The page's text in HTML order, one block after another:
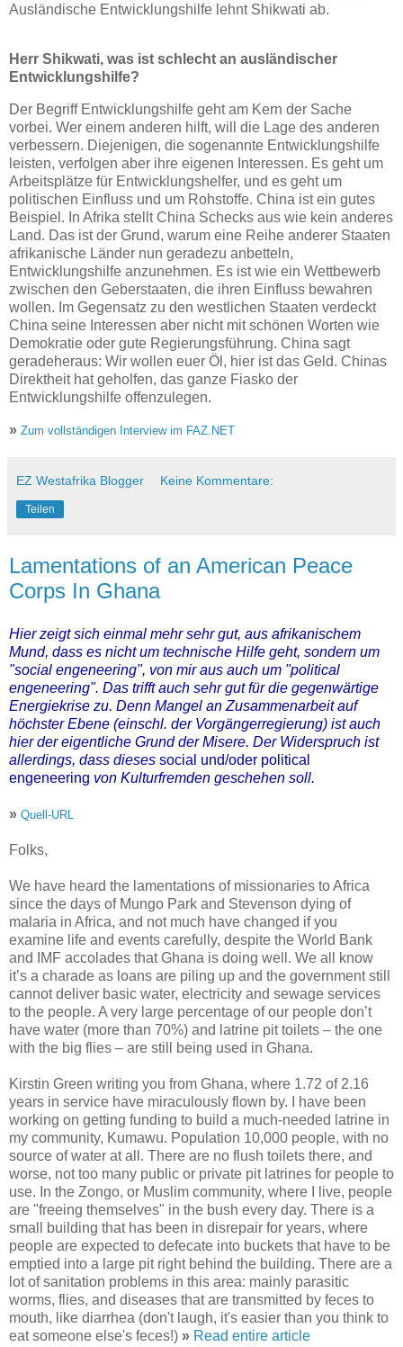
Ausländische Entwicklungshilfe lehnt Shikwati ab.
Herr Shikwati, was ist schlecht an ausländischer
Entwicklungshilfe?
Der Begriff Entwicklungshilfe geht am Kern der Sache
vorbei. Wer einem anderen hilft, will die Lage des anderen
verbessern. Diejenigen, die sogenannte Entwicklungshilfe
leisten, verfolgen aber ihre eigenen Interessen. Es geht um
Arbeitsplätze für Entwicklungshelfer, und es geht um
politischen Einfluss und um Rohstoffe. China ist ein gutes
Beispiel. In Afrika stellt China Schecks aus wie kein anderes
Land. Das ist der Grund, warum eine Reihe anderer Staaten
afrikanische Länder nun geradezu anbetteln,
Entwicklungshilfe anzunehmen. Es ist wie ein Wettbewerb
zwischen den Geberstaaten, die ihren Einfluss bewahren
wollen. Im Gegensatz zu den westlichen Staaten verdeckt
China seine Interessen aber nicht mit schönen Worten wie
Demokratie oder gute Regierungsführung. China sagt
geradeheraus: Wir wollen euer Öl, hier ist das Geld. Chinas
Direktheit hat geholfen, das ganze Fiasko der
Entwicklungshilfe offenzulegen.
» Zum vollständigen Interview im FAZ.NET
EZ Westafrika Blogger Keine Kommentare:
Teilen
Lamentations of an American Peace
Corps In Ghana
Hier zeigt sich einmal mehr sehr gut, aus afrikanischem
Mund, dass es nicht um technische Hilfe geht, sondern um
"social engeneering", von mir aus auch um "political
engeneering". Das trifft auch sehr gut für die gegenwärtige
Energiekrise zu. Denn Mangel an Zusammenarbeit auf
höchster Ebene (einschl. der Vorgängerregierung) ist auch
hier der eigentliche Grund der Misere. Der Widerspruch ist
allerdings, dass dieses social und/oder political
engeneering von Kulturfremden geschehen soll.
» Quell-URL
Folks,
We have heard the lamentations of missionaries to Africa
since the days of Mungo Park and Stevenson dying of
malaria in Africa, and not much have changed if you
examine life and events carefully, despite the World Bank
and IMF accolades that Ghana is doing well. We all know
it’s a charade as loans are piling up and the government still
cannot deliver basic water, electricity and sewage services
to the people. A very large percentage of our people don’t
have water (more than 70%) and latrine pit toilets – the one
with the big flies – are still being used in Ghana.
Kirstin Green writing you from Ghana, where 1.72 of 2.16
years in service have miraculously flown by. I have been
working on getting funding to build a much-needed latrine in
my community, Kumawu. Population 10,000 people, with no
source of water at all. There are no flush toilets there, and
worse, not too many public or private pit latrines for people to
use. In the Zongo, or Muslim community, where I live, people
are "freeing themselves" in the bush every day. There is a
small building that has been in disrepair for years, where
people are expected to defecate into buckets that have to be
emptied into a large pit right behind the building. There are a
lot of sanitation problems in this area: mainly parasitic
worms, flies, and diseases that are transmitted by feces to
mouth, like diarrhea (don't laugh, it's easier than you think to
eat someone else's feces!) » Read entire article